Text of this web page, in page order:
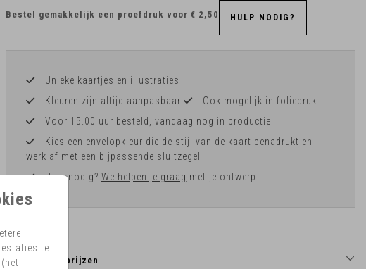
te
Bestel gemakkelijk een proefdruk voor € 2,50 HULP NODIG?
Unieke kaartjes en illustraties
Kleuren zijn altijd aanpasbaar
Ook mogelijk in foliedruk
Voor 15.00 uur besteld, vandaag nog in productie
Kies een envelopkleur die de stijl van de kaart benadrukt en
werk af met een bijpassende sluitzegel
Hulp nodig? We helpen je graag met je ontwerp
Formaten en prijzen